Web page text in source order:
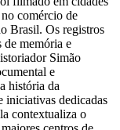
comércio de
Brasil. Os registros
de memória e
Simão
e
história da
iniciativas dedicadas
contextualiza o